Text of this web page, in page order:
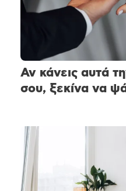
Αν κάνεις αυτά
σου, ξεκίνα να